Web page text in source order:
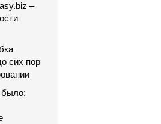
–
сих пор
было: